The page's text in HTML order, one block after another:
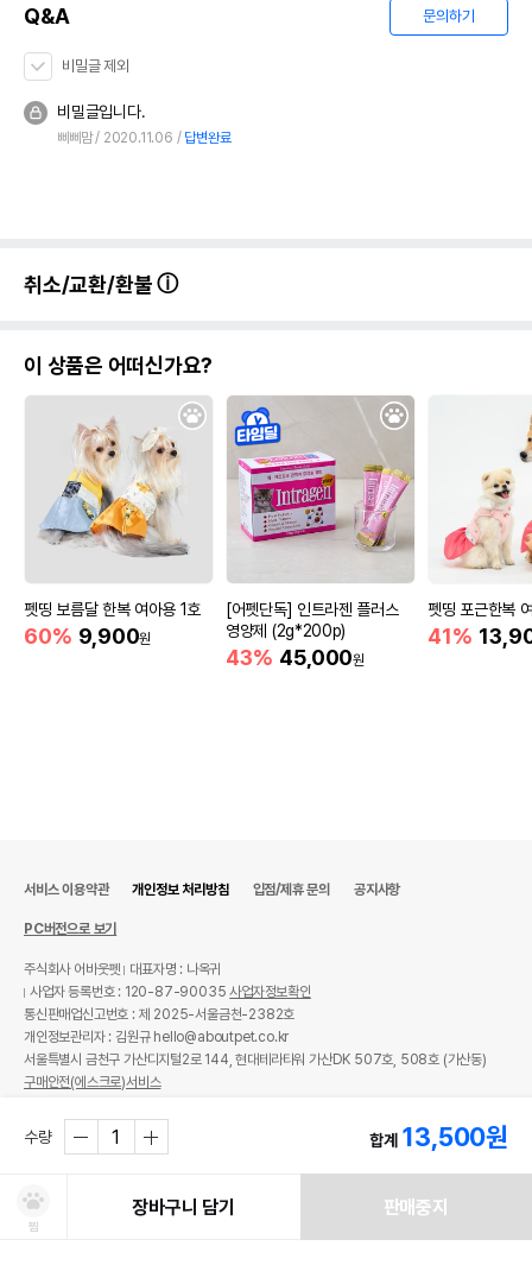
Q&A 문의하기
비밀글 제외
비밀글입니다.
삐삐맘 2020.11.06 답변완료
취소/교환/환불
이 상품은 어떠신가요?
펫띵 보름달 한복 여아용 1호
60% 9,900원
[어펫단독] 인트라젠 플러스
영양제 (2g*200p)
43% 45,000원
펫띵 포근한복
41%
수량 합계 13,500원
찜
장바구니 담기 판매중지
서비스 이용약관 개인정보 처리방침 입점/제휴 문의 공지사항
PC버전으로 보기
주식회사 어바웃펫
대표자명 : 나옥귀
사업자 등록번호 : 120-87-90035사업자정보확인
통신판매업신고번호 : 제 2025-서울금천-2382호
개인정보관리자 : 김원규 hello@aboutpet.co.kr
서울특별시 금천구 가산디지털2로 144, 현대테라타워 가산DK 507호, 508호 (가산동)
구매안전(에스크로)서비스